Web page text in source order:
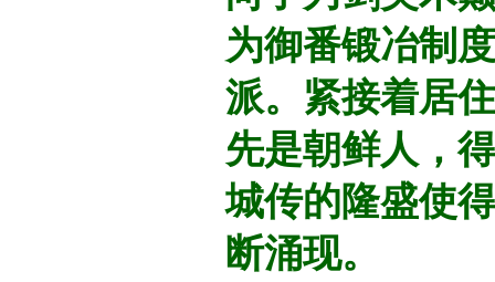
为御番锻冶制
派。紧接着居
先是朝鲜人，
城传的隆盛使
断涌现。